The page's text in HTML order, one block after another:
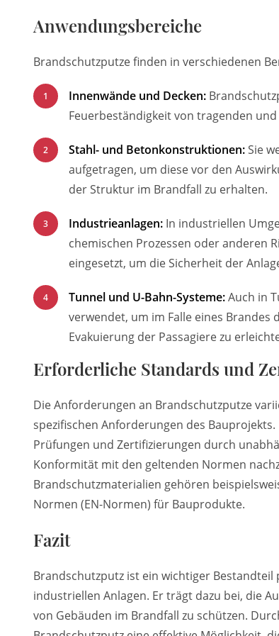
Anwendungsbereiche
Brandschutzputze finden in verschiedenen
Innenwände und Decken:
Feuerbeständigkeit von tragenden
Stahl- und Betonkonstruktionen:Sie
aufgetragen, um diese vor den
der Struktur im Brandfall zu erhalten.
Industrieanlagen: In industriellen
chemischen Prozessen oder anderen
eingesetzt, um die Sicherheit der
Tunnel und U-Bahn-Systeme:Auch in
verwendet, um im Falle eines
Evakuierung der Passagiere zu
Erforderliche Standards und
Die Anforderungen an Brandschutzputze
spezifischen Anforderungen des
Prüfungen und Zertifizierungen durch
Konformität mit den geltenden Normen
Brandschutzmaterialien gehören
Normen (EN-Normen) für Bauprodukte.
Fazit
Brandschutzputz ist ein wichtiger
industriellen Anlagen. Er trägt dazu bei, die
von Gebäuden im Brandfall zu schützen.